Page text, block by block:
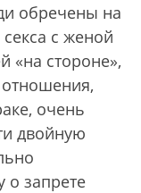
обречены на
с женой
«на стороне»,
отношения,
очень
двойную
о запрете